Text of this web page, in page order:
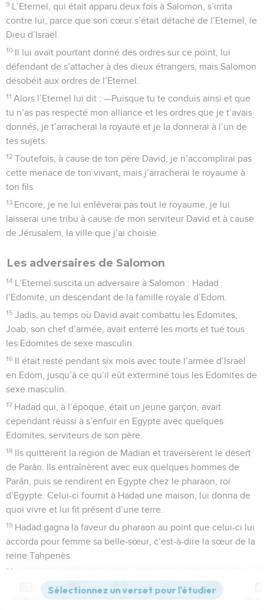
9 L’Eternel, qui était apparu deux fois à Salomon, s’irrita
contre lui, parce que son cœur s’était détaché de l’Eternel, le
Dieu d’Israël.
10 Il lui avait pourtant donné des ordres sur ce point, lui
défendant de s’attacher à des dieux étrangers, mais Salomon
désobéit aux ordres de l’Eternel.
11 Alors l’Eternel lui dit : —Puisque tu te conduis ainsi et que
tu n’as pas respecté mon alliance et les ordres que je t’avais
donnés, je t’arracherai la royauté et je la donnerai à l’un de
tes sujets.
12 Toutefois, à cause de ton père David, je n’accomplirai pas
cette menace de ton vivant, mais j’arracherai le royaume à
ton fils.
13 Encore, je ne lui enlèverai pas tout le royaume, je lui
laisserai une tribu à cause de mon serviteur David et à cause
de Jérusalem, la ville que j’ai choisie.
Les adversaires de Salomon
14 L’Eternel suscita un adversaire à Salomon : Hadad
l’Edomite, un descendant de la famille royale d’Edom.
15 Jadis, au temps où David avait combattu les Edomites,
Joab, son chef d’armée, avait enterré les morts et tué tous
les Edomites de sexe masculin.
16 Il était resté pendant six mois avec toute l’armée d’Israël
en Edom, jusqu’à ce qu’il eût exterminé tous les Edomites de
sexe masculin.
17 Hadad qui, à l’époque, était un jeune garçon, avait
cependant réussi à s’enfuir en Egypte avec quelques
Edomites, serviteurs de son père.
18 Ils quittèrent la région de Madian et traversèrent le désert
de Parân. Ils entraînèrent avec eux quelques hommes de
Parân, puis se rendirent en Egypte chez le pharaon, roi
d’Egypte. Celui-ci fournit à Hadad une maison, lui donna de
quoi vivre et lui fit présent d’une terre.
19 Hadad gagna la faveur du pharaon au point que celui-ci lui
accorda pour femme sa belle-sœur, c’est-à-dire la sœur de la
reine Tahpenès.
20
Tahpenès l’éleva dans le palais du pharaon avec les fils du
Versions Commentaires Strong